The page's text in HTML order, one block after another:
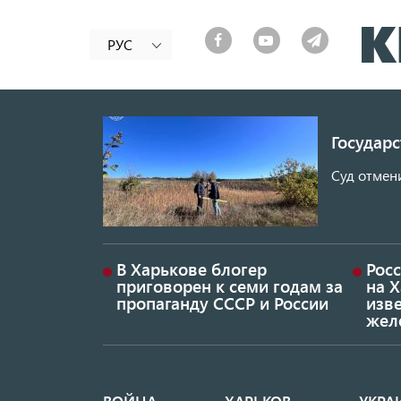
РУС
Суд
В Харькове блогер
приговорен к семи годам за
пропаганду СССР и России
на